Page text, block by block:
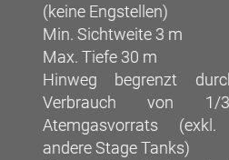
(keine Engstellen)
Min. Sichtweite 3 m
Max. Tiefe 30 m
Hinweg begrenzt
Verbrauch von 1/
Atemgasvorrats
andere Stage Tanks)